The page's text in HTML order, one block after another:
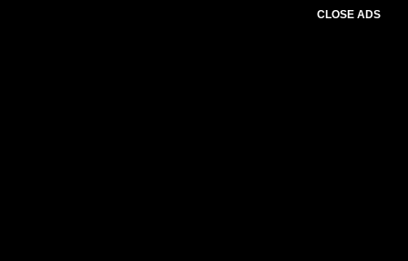
CLOSE ADS